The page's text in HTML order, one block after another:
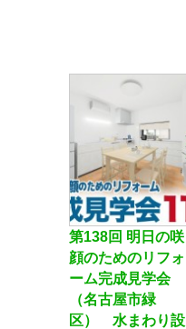
第138回 明日の咲
顔のためのリフォ
ーム完成見学会
（名古屋市緑
区） 水まわり設